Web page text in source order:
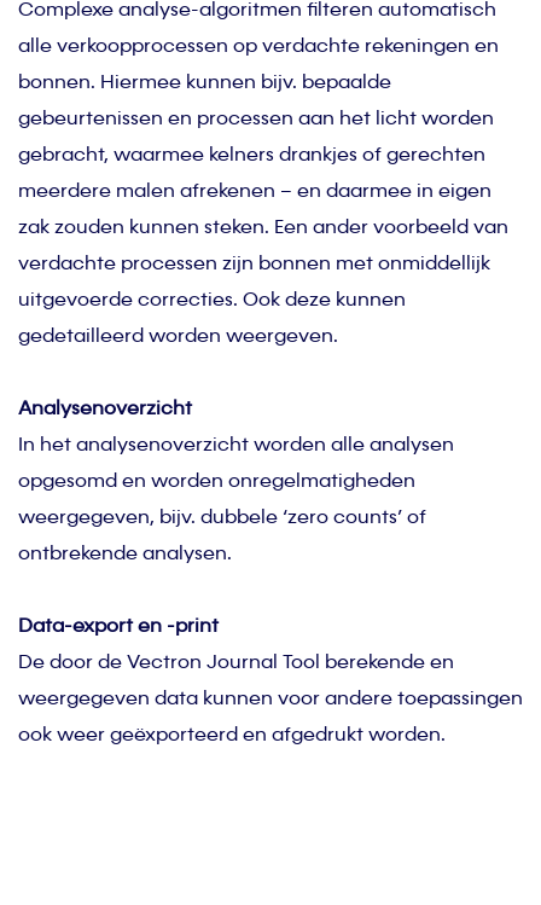
Complexe analyse-algoritmen filteren automatisch
alle verkoopprocessen op verdachte rekeningen en
bonnen. Hiermee kunnen bijv. bepaalde
gebeurtenissen en processen aan het licht worden
gebracht, waarmee kelners drankjes of gerechten
meerdere malen afrekenen – en daarmee in eigen
zak zouden kunnen steken. Een ander voorbeeld van
verdachte processen zijn bonnen met onmiddellijk
uitgevoerde correcties. Ook deze kunnen
gedetailleerd worden weergeven.
Analysenoverzicht
In het analysenoverzicht worden alle analysen
opgesomd en worden onregelmatigheden
weergegeven, bijv. dubbele ‘zero counts’ of
ontbrekende analysen.
Data-export en -print
De door de Vectron Journal Tool berekende en
weergegeven data kunnen voor andere toepassingen
ook weer geëxporteerd en afgedrukt worden.